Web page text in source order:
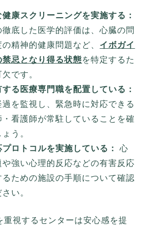
康スクリーニングを実施する：
底した医学的評価は、心臓の問
精神的健康問題など、 イボガイ
禁忌となり得る状態を特定するた
です。
る医療専門職を配置している：
を監視し、緊急時に対応できる
・看護師が常駐していることを確
う。
ロトコルを実施している： 心
や強い心理的反応などの有害反応
るための施設の手順について確認
い。
重視するセンターは安心感を提